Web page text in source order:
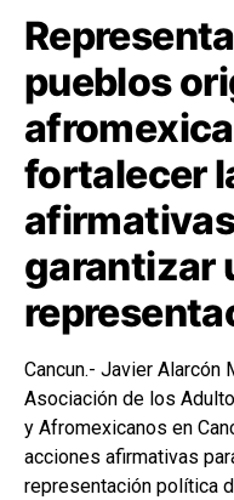
pueblos
fortalecer
garantizar
Cancun.- Javier Alarcón
Asociación de los
y Afromexicanos en
acciones afirmativas
representación política